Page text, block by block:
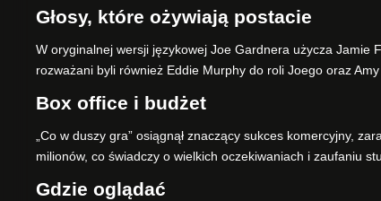
Głosy, które ożywiają postacie
W oryginalnej wersji językowej Joe Gardnera użycza Jamie
rozważani byli również Eddie Murphy do roli Joego oraz
Box office i budżet
„Co w duszy gra” osiągnął znaczący sukces komercyjny,
milionów, co świadczy o wielkich oczekiwaniach i zaufaniu
Gdzie oglądać